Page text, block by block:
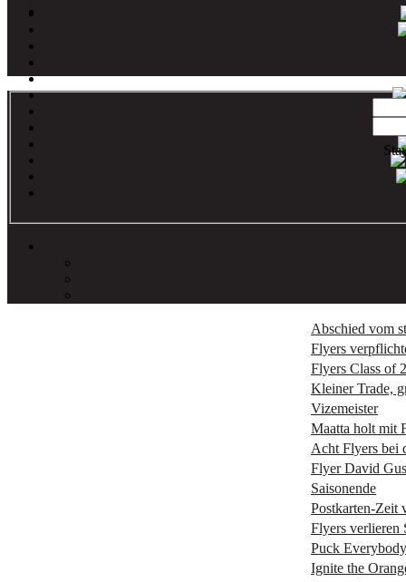
Abschied vom
Flyers
Flyers Class of
Kleiner Trade,
Vizemeister
Maatta holt mit
Acht Flyers bei
Flyer David
Saisonende
Postkarten-Zeit
Flyers verlieren
Puck Everybody
Ignite the